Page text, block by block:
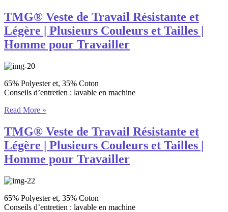
TMG® Veste de Travail Résistante et
Légère | Plusieurs Couleurs et Tailles |
Homme pour Travailler
65% Polyester et, 35% Coton
Conseils d’entretien : lavable en machine
Read More »
TMG® Veste de Travail Résistante et
Légère | Plusieurs Couleurs et Tailles |
Homme pour Travailler
65% Polyester et, 35% Coton
Conseils d’entretien : lavable en machine